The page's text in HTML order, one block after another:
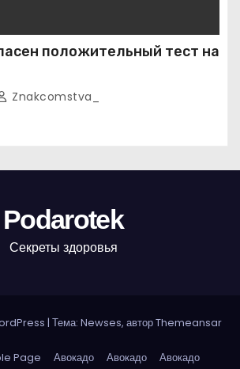
положительный тест на
Znakcomstva_
Podarotek
Секреты здоровья
| Тема: Newses, авторThemeansar
Page Авокадо Авокадо
Авокадо